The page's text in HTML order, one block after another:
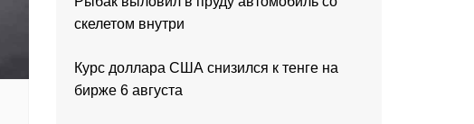
скелетом внутри
Курс доллара США снизился к тенге на
бирже 6 августа